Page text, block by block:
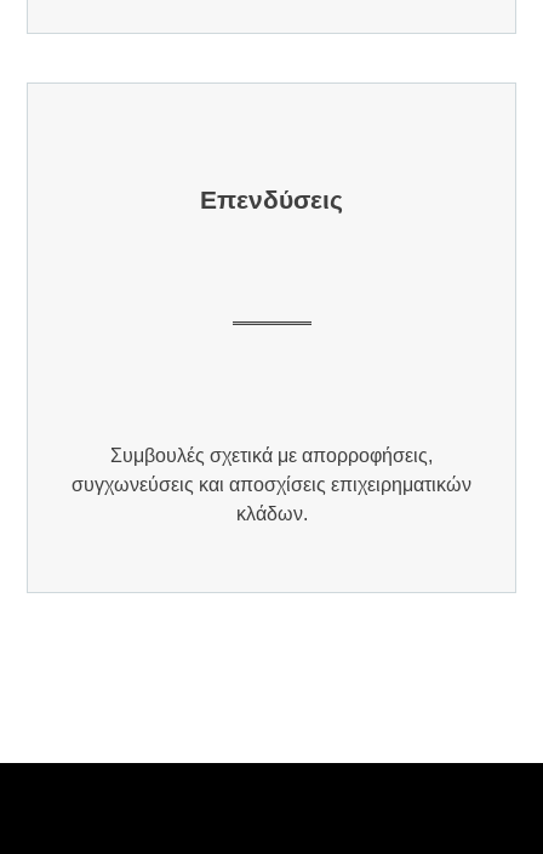
Επενδύσεις
Συμβουλές σχετικά με απορροφήσεις,
συγχωνεύσεις και αποσχίσεις επιχειρηματικών
κλάδων.